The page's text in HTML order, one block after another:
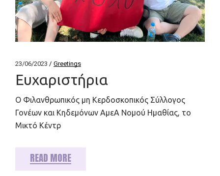
23/06/2023 Greetings
Ευχαριστήρια
Ο Φιλανθρωπικός μη Κερδοσκοπικός Σύλλογος
Γονέων και Κηδεμόνων ΑμεΑ Νομού Ημαθίας, το
Μικτό Κέντρ
READ MORE